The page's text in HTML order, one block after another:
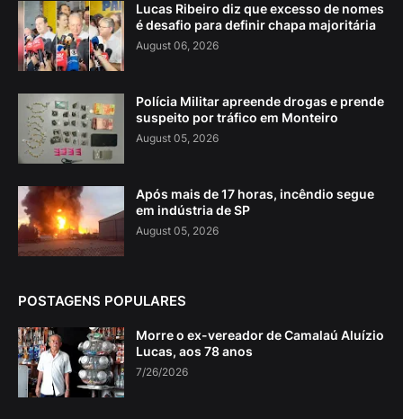
Lucas Ribeiro diz que excesso de nomes
é desafio para definir chapa majoritária
August 06, 2026
Polícia Militar apreende drogas e prende
suspeito por tráfico em Monteiro
August 05, 2026
Após mais de 17 horas, incêndio segue
em indústria de SP
August 05, 2026
POSTAGENS POPULARES
Morre o ex-vereador de Camalaú Aluízio
Lucas, aos 78 anos
7/26/2026